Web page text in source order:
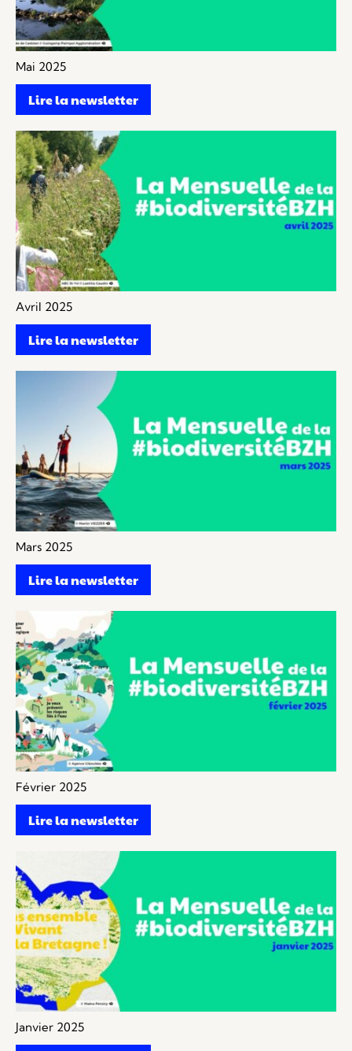
Mai 2025
Lire la newsletter
Avril 2025
Lire la newsletter
Mars 2025
Lire la newsletter
Février 2025
Lire la newsletter
Janvier 2025